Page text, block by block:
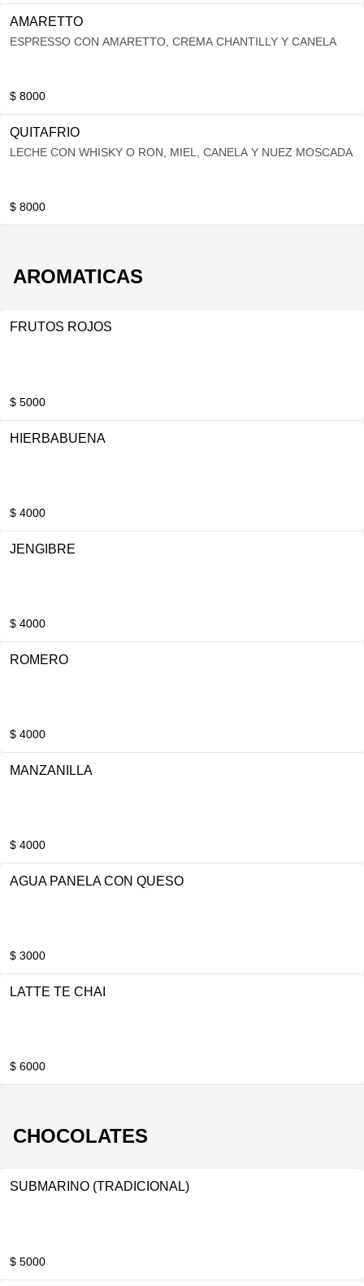
AMARETTO
ESPRESSO CON AMARETTO, CREMA CHANTILLY Y CANELA
$ 8000
QUITAFRIO
LECHE CON WHISKY O RON, MIEL, CANELA Y NUEZ MOSCADA
$ 8000
AROMATICAS
FRUTOS ROJOS
$ 5000
HIERBABUENA
$ 4000
JENGIBRE
$ 4000
ROMERO
$ 4000
MANZANILLA
$ 4000
AGUA PANELA CON QUESO
$ 3000
LATTE TE CHAI
$ 6000
CHOCOLATES
SUBMARINO (TRADICIONAL)
$ 5000